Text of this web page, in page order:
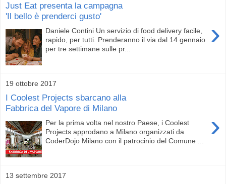
Just Eat presenta la campagna
'Il bello è prenderci gusto'
›
Daniele Contini Un servizio di food delivery facile,
rapido, per tutti. Prenderanno il via dal 14 gennaio
per tre settimane sulle pr...
19 ottobre 2017
I Coolest Projects sbarcano alla
Fabbrica del Vapore di Milano
›
Per la prima volta nel nostro Paese, i Coolest
Projects approdano a Milano organizzati da
CoderDojo Milano con il patrocinio del Comune ...
13 settembre 2017